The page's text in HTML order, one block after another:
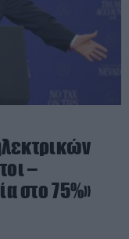
–
στο 75%»